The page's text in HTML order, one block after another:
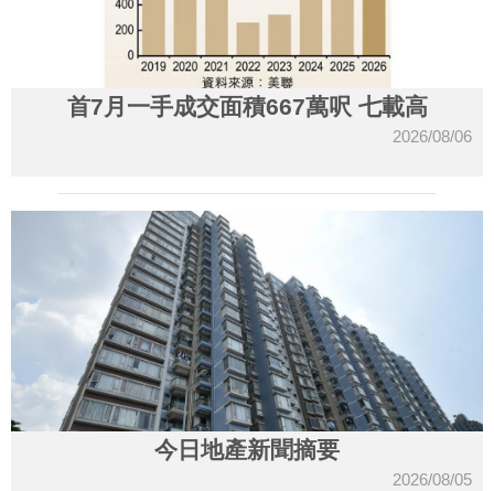
首7月一手成交面積667萬呎 七載高
2026/08/06
今日地產新聞摘要
2026/08/05